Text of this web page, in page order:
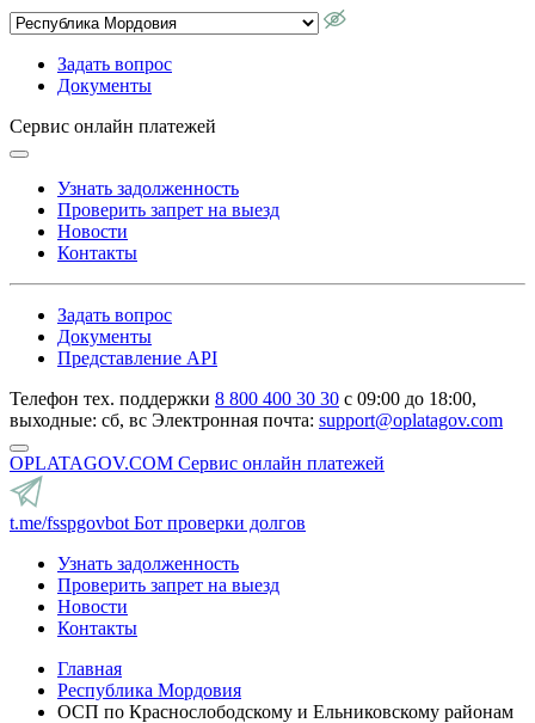
Задать вопрос
Документы
Сервис онлайн платежей
Узнать задолженность
Проверить запрет на выезд
Новости
Контакты
Задать вопрос
Документы
Представление API
Телефон тех. поддержки 8 800 400 30 30 с 09:00 до 18:00,
выходные: сб, вс Электронная почта: support@oplatagov.com
OPLATAGOV.COM Сервис онлайн платежей
t.me/fsspgovbot Бот проверки долгов
Узнать задолженность
Проверить запрет на выезд
Новости
Контакты
Главная
Республика Мордовия
ОСП по Краснослободскому и Ельниковскому районам